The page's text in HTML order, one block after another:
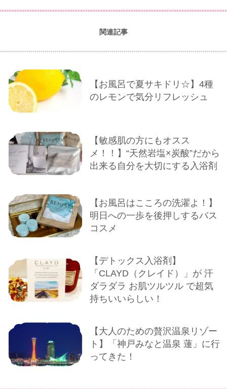
関連記事
【お風呂で夏サキドリ☆】4種
のレモンで気分リフレッシュ
【敏感肌の方にもオスス
メ！！】“天然岩塩×炭酸”だから
出来る自分を大切にする入浴剤
【お風呂はこころの洗濯よ！】
明日への一歩を後押しするバス
コスメ
【デトックス入浴剤】
「CLAYD（クレイド）」が 汗
ダラダラ お肌ツルツル で超気
持ちいいらしい！
【大人のための贅沢温泉リゾー
ト】「神戸みなと温泉 蓮」に行
ってきた！